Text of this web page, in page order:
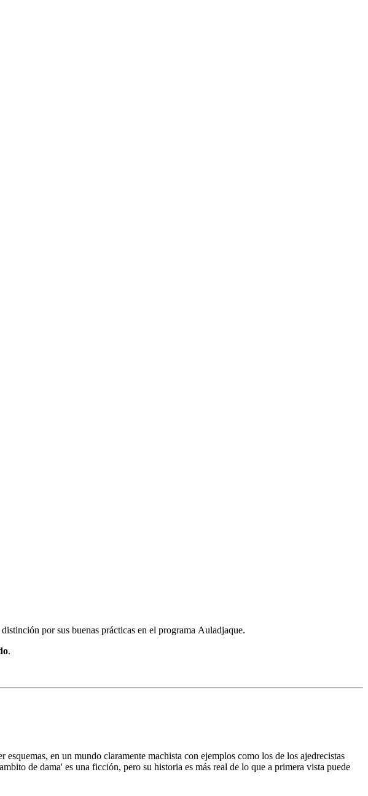
por sus buenas prácticas en el programa Auladjaque.
.
en un mundo claramente machista con ejemplos como los de los ajedrecistas
de dama' es una ficción, pero su historia es más real de lo que a primera vista puede